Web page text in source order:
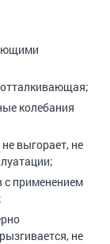
колебания
выгорает, не
применением
не